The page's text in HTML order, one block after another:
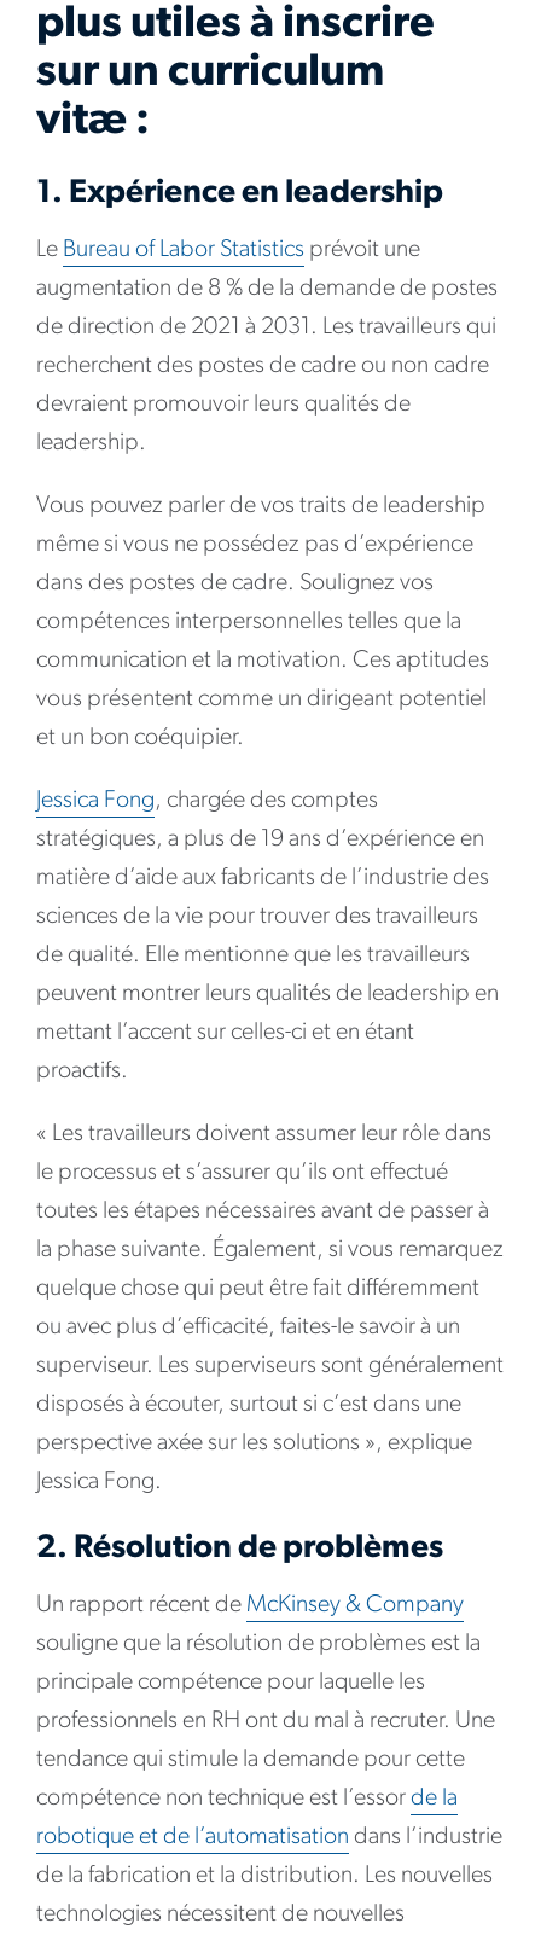
plus utiles à inscrire
sur un curriculum
vitæ :
1. Expérience en leadership
Le Bureau of Labor Statistics prévoit une
augmentation de 8 % de la demande de postes
de direction de 2021 à 2031. Les travailleurs qui
recherchent des postes de cadre ou non cadre
devraient promouvoir leurs qualités de
leadership.
Vous pouvez parler de vos traits de leadership
même si vous ne possédez pas d’expérience
dans des postes de cadre. Soulignez vos
compétences interpersonnelles telles que la
communication et la motivation. Ces aptitudes
vous présentent comme un dirigeant potentiel
et un bon coéquipier.
Jessica Fong, chargée des comptes
stratégiques, a plus de 19 ans d’expérience en
matière d’aide aux fabricants de l’industrie des
sciences de la vie pour trouver des travailleurs
de qualité. Elle mentionne que les travailleurs
peuvent montrer leurs qualités de leadership en
mettant l’accent sur celles-ci et en étant
proactifs.
« Les travailleurs doivent assumer leur rôle dans
le processus et s’assurer qu’ils ont effectué
toutes les étapes nécessaires avant de passer à
la phase suivante. Également, si vous remarquez
quelque chose qui peut être fait différemment
ou avec plus d’efficacité, faites-le savoir à un
superviseur. Les superviseurs sont généralement
disposés à écouter, surtout si c’est dans une
perspective axée sur les solutions », explique
Jessica Fong.
2. Résolution de problèmes
Un rapport récent de McKinsey & Company
souligne que la résolution de problèmes est la
principale compétence pour laquelle les
professionnels en RH ont du mal à recruter. Une
tendance qui stimule la demande pour cette
compétence non technique est l’essor de la
robotique et de l’automatisation dans l’industrie
de la fabrication et la distribution. Les nouvelles
technologies nécessitent de nouvelles